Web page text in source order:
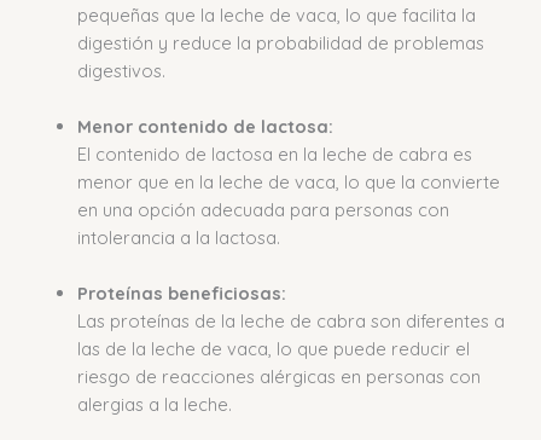
pequeñas que la leche de vaca, lo que facilita la
digestión y reduce la probabilidad de problemas
digestivos.
Menor contenido de lactosa:
El contenido de lactosa en la leche de cabra es
menor que en la leche de vaca, lo que la convierte
en una opción adecuada para personas con
intolerancia a la lactosa.
Proteínas beneficiosas:
Las proteínas de la leche de cabra son diferentes a
las de la leche de vaca, lo que puede reducir el
riesgo de reacciones alérgicas en personas con
alergias a la leche.